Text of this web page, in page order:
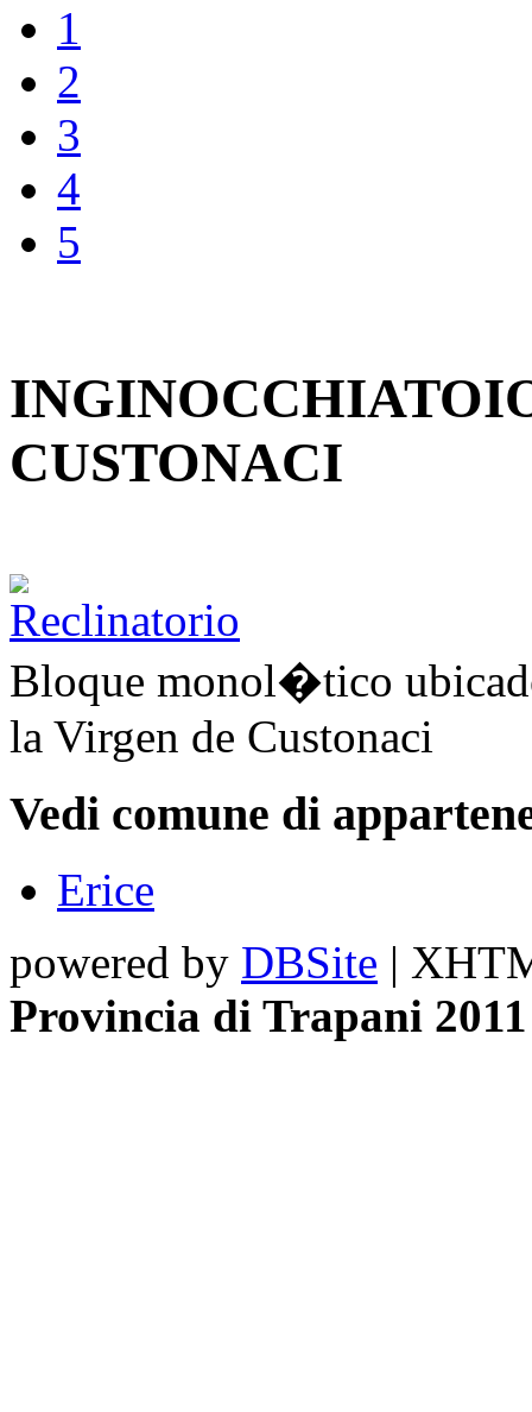
1
2
3
4
5
CUSTONACI
Bloque monol�tico
la Virgen de Custonaci
Vedi comune di
Erice
powered by DBSite |
Provincia di Trapani 2011